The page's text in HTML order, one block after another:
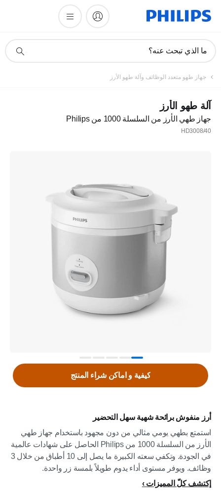
دعم
ما الذي تبحث عنه؟
تسجيل
اشترك في نشرتنا الإخبارية
تسجيل
جهاز طهو متعدد الوظائف وآلة طهو الأرز
آلة طهو الأرز
جهاز طهي الأرز من السلسلة 1000 من Philips
HD3008/40
أرز منفوش برائحة شهية سهل التحضير
استمتع بطهي يومي مثالي من دون مجهود باستخدام جهاز طهي
الأرز من السلسلة 1000 من Philips الحاصل على شهادات عالمية
في الجودة. وتكفي سعته الكبيرة ما يصل إلى 10 أطباق من خلال 3
وظائف. ويوفر مستوى أداء يدوم طويلاً بلمسة زر واحدة.
إكتشف كلّ المميزات
كيفية و اماكن شراء المنتج